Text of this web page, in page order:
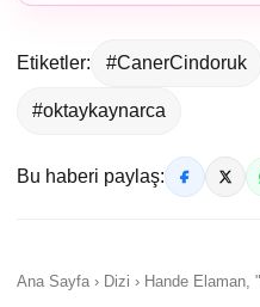
Etiketler: #CanerCindoruk
#oktaykaynarca
Bu haberi paylaş:
Ana Sayfa › Dizi › Hande